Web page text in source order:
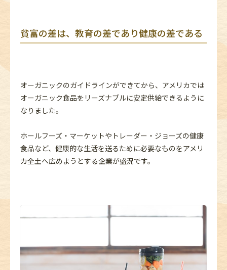
貧富の差は、教育の差であり健康の差である
オーガニックのガイドラインができてから、アメリカでは
オーガニック食品をリーズナブルに安定供給できるように
なりました。
ホールフーズ・マーケットやトレーダー・ジョーズの健康
食品など、健康的な生活を送るために必要なものをアメリ
カ全土へ広めようとする企業が盛況です。